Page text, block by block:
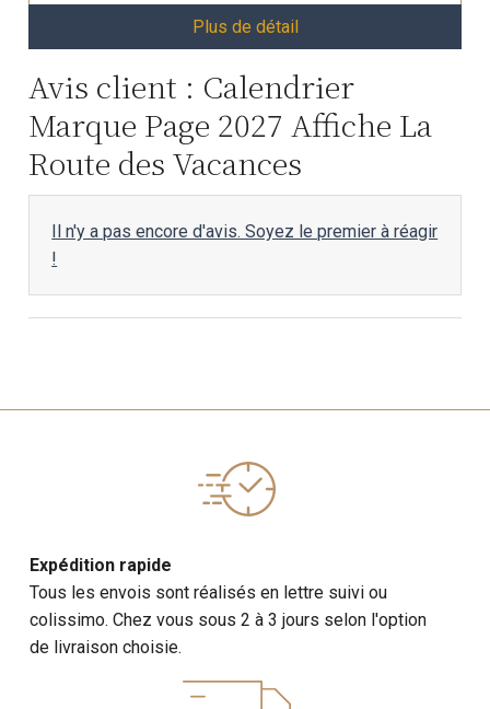
Plus de détail
Avis client : Calendrier
Marque Page 2027 Affiche La
Route des Vacances
Il n'y a pas encore d'avis. Soyez le premier à réagir
!
Expédition rapide
Tous les envois sont réalisés en lettre suivi ou
colissimo. Chez vous sous 2 à 3 jours selon l'option
de livraison choisie.